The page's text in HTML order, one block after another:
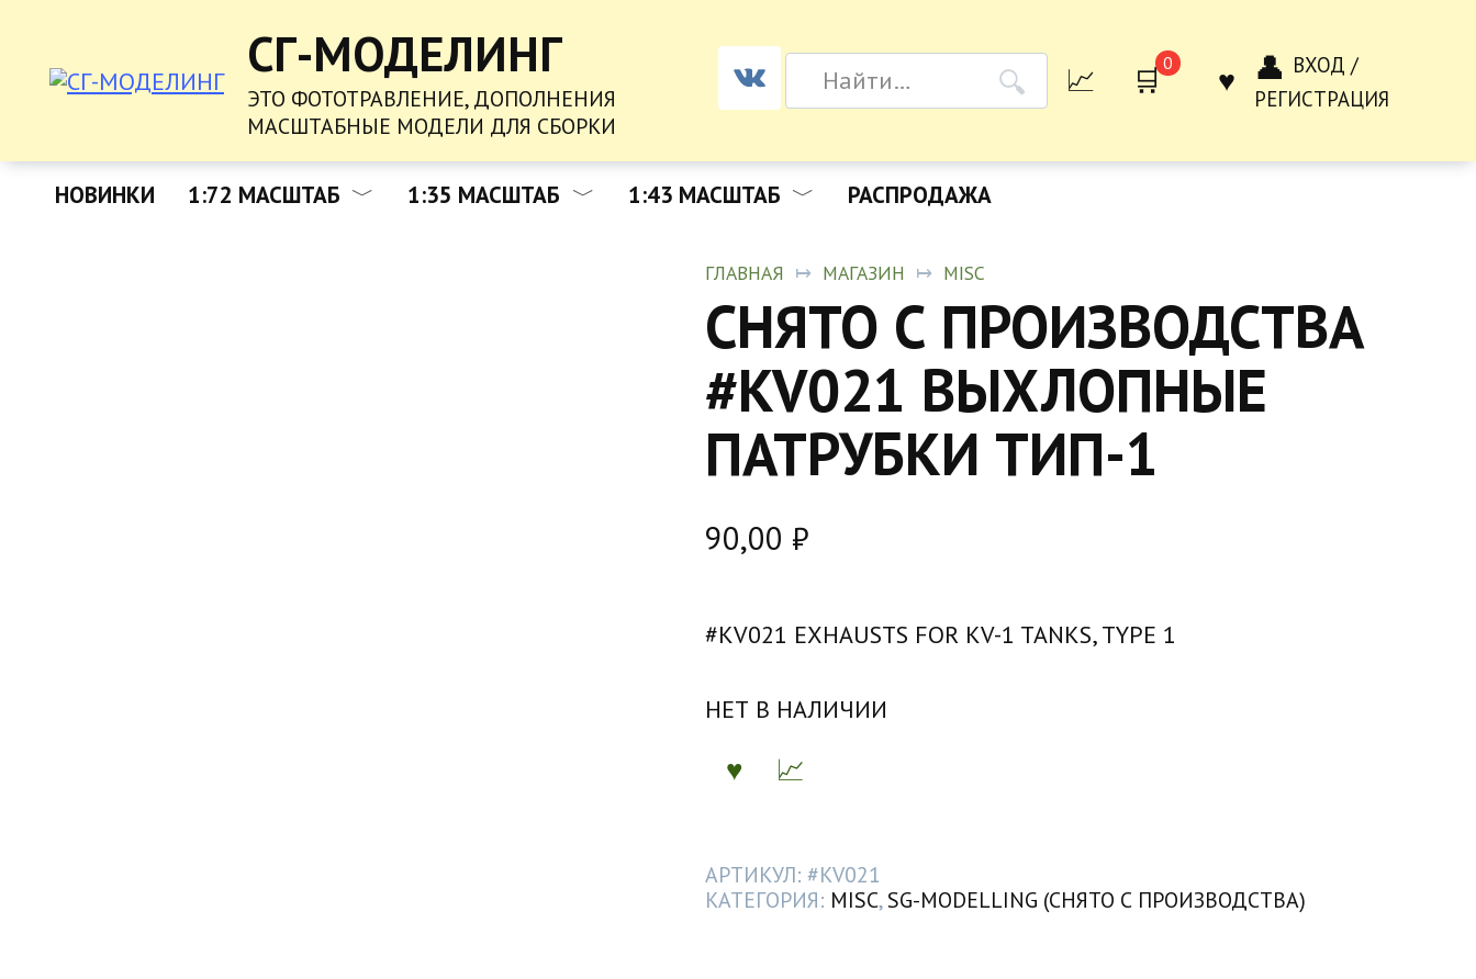
СОДЕРЖАНИЮ
СГ-МОДЕЛИНГ
ЭТО ФОТОТРАВЛЕНИЕ, ДОПОЛНЕНИЯ
МАСШТАБНЫЕ МОДЕЛИ ДЛЯ СБОРКИ
SEARCH
FOR:
0
ВХОД /
РЕГИСТРАЦИЯ
НОВИНКИ 1:72 МАСШТАБ 1:35 МАСШТАБ 1:43 МАСШТАБ РАСПРОДАЖА
ГЛАВНАЯ МАГАЗИН MISC
СНЯТО С ПРОИЗВОДСТВА
#KV021 ВЫХЛОПНЫЕ
ПАТРУБКИ ТИП-1
90,00 ₽
#KV021 EXHAUSTS FOR KV-1 TANKS, TYPE 1
НЕТ В НАЛИЧИИ
АРТИКУЛ: #KV021
КАТЕГОРИЯ: MISC,SG-MODELLING (СНЯТО С ПРОИЗВОДСТВА)